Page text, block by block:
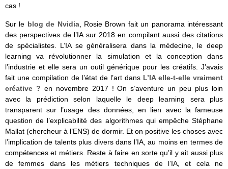
cas !
Sur le blog de Nvidia, Rosie Brown fait un panorama intéressant
des perspectives de l’IA sur 2018 en compilant aussi des citations
de spécialistes. L’IA se généralisera dans la médecine, le deep
learning va révolutionner la simulation et la conception dans
l’industrie et elle sera un outil générique pour les créatifs. J’avais
fait une compilation de l’état de l’art dans L’IA elle-t-elle vraiment
créative ? en novembre 2017 ! On s’aventure un peu plus loin
avec la prédiction selon laquelle le deep learning sera plus
transparent sur l’usage des données, en lien avec la fameuse
question de l’explicabilité des algorithmes qui empêche Stéphane
Mallat (chercheur à l’ENS) de dormir. Et on positive les choses avec
l’implication de talents plus divers dans l’IA, au moins en termes de
compétences et métiers. Reste à faire en sorte qu’il y ait aussi plus
de femmes dans les métiers techniques de l’IA, et cela ne